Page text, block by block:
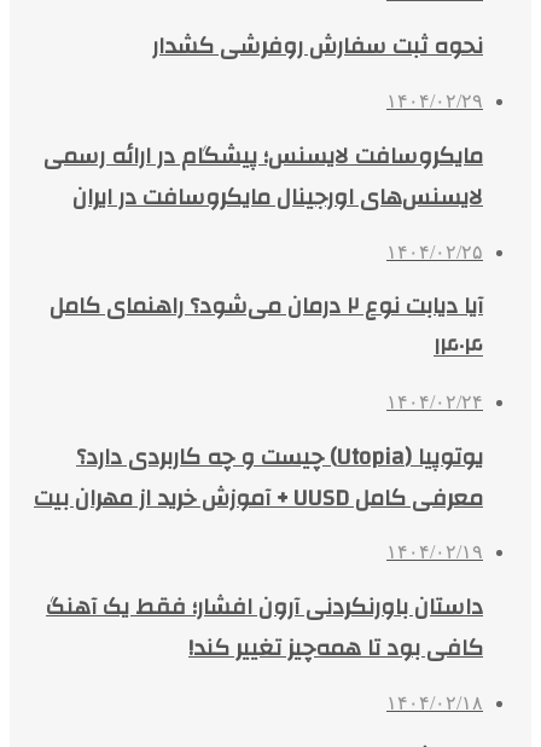
نحوه ثبت سفارش روفرشی کشدار
۱۴۰۴/۰۲/۲۹
مایکروسافت لایسنس؛ پیشگام در ارائه رسمی
لایسنس‌های اورجینال مایکروسافت در ایران
۱۴۰۴/۰۲/۲۵
آیا دیابت نوع ۲ درمان می‌شود؟ راهنمای کامل
۱۴۰۴
۱۴۰۴/۰۲/۲۴
یوتوپیا (Utopia) چیست و چه کاربردی دارد؟
معرفی کامل UUSD + آموزش خرید از مهران بیت
۱۴۰۴/۰۲/۱۹
داستان باورنکردنی آرون افشار؛ فقط یک آهنگ
کافی بود تا همه‌چیز تغییر کند!
۱۴۰۴/۰۲/۱۸